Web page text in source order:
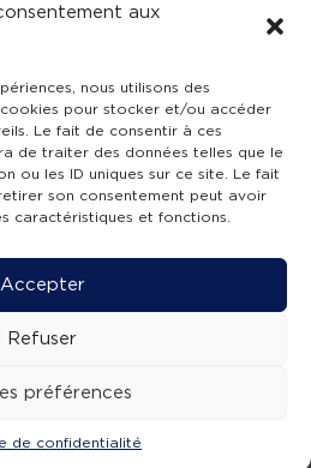
aux
nous utilisons des
pour stocker et/ou accéder
Le fait de consentir à ces
de traiter des données telles que le
ou les ID uniques sur ce site. Le fait
son consentement peut avoir
caractéristiques et fonctions.
Accepter
Refuser
préférences
de confidentialité
AGENDA
GRATUITEMENT
TVBA !
NOUS !
-Accessibilité